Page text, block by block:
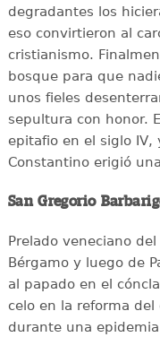
degradantes los
eso convirtieron al
cristianismo.
bosque para que
unos fieles
sepultura con honor.
epitafio en el siglo
Constantino erigió
San Gregorio
Prelado veneciano
Bérgamo y luego de
al papado en el
celo en la reforma
durante una